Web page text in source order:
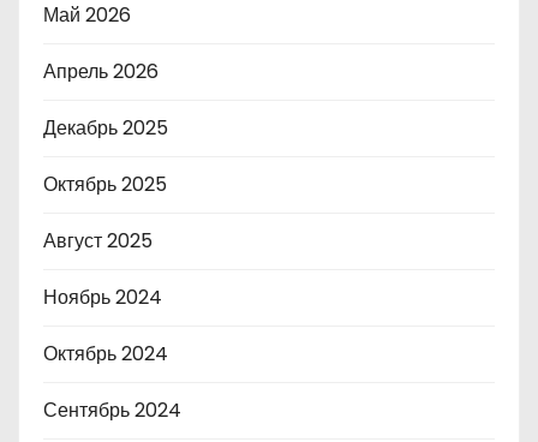
Май 2026
Апрель 2026
Декабрь 2025
Октябрь 2025
Август 2025
Ноябрь 2024
Октябрь 2024
Сентябрь 2024